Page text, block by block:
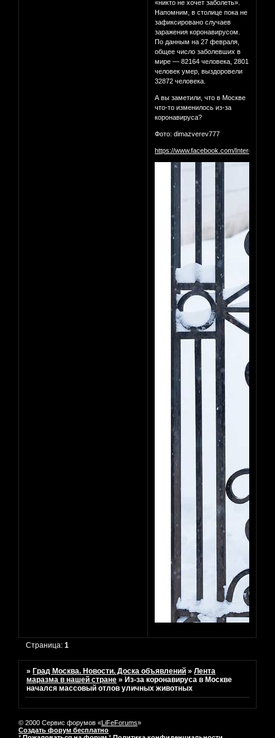
«никто не хочет заболеть».
Напомним, в столице пока не
зафиксировано случаев
заражения коронавирусом.
По данным на 27 февраля,
общее число заболевших в
мире — 82164 человека, 2801
человек умер, выздоровели
32872 человека.
А вы заметили, что в Москве
что-то изменилось из-за
коронавируса?
Фото: dimazverev777
https://www.facebook.com/
Страница:1
»Град Москва. Новости. Доска объявлений »Лента
маразма в нашей стране »Из-за коронавируса в Москве
начался массовый отлов уличных животных
© 2000 Сервис форумов «LiFeForums»
Создать форум бесплатно